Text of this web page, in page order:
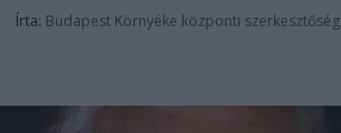
Írta: Budapest Környéke központi szerkesztőség